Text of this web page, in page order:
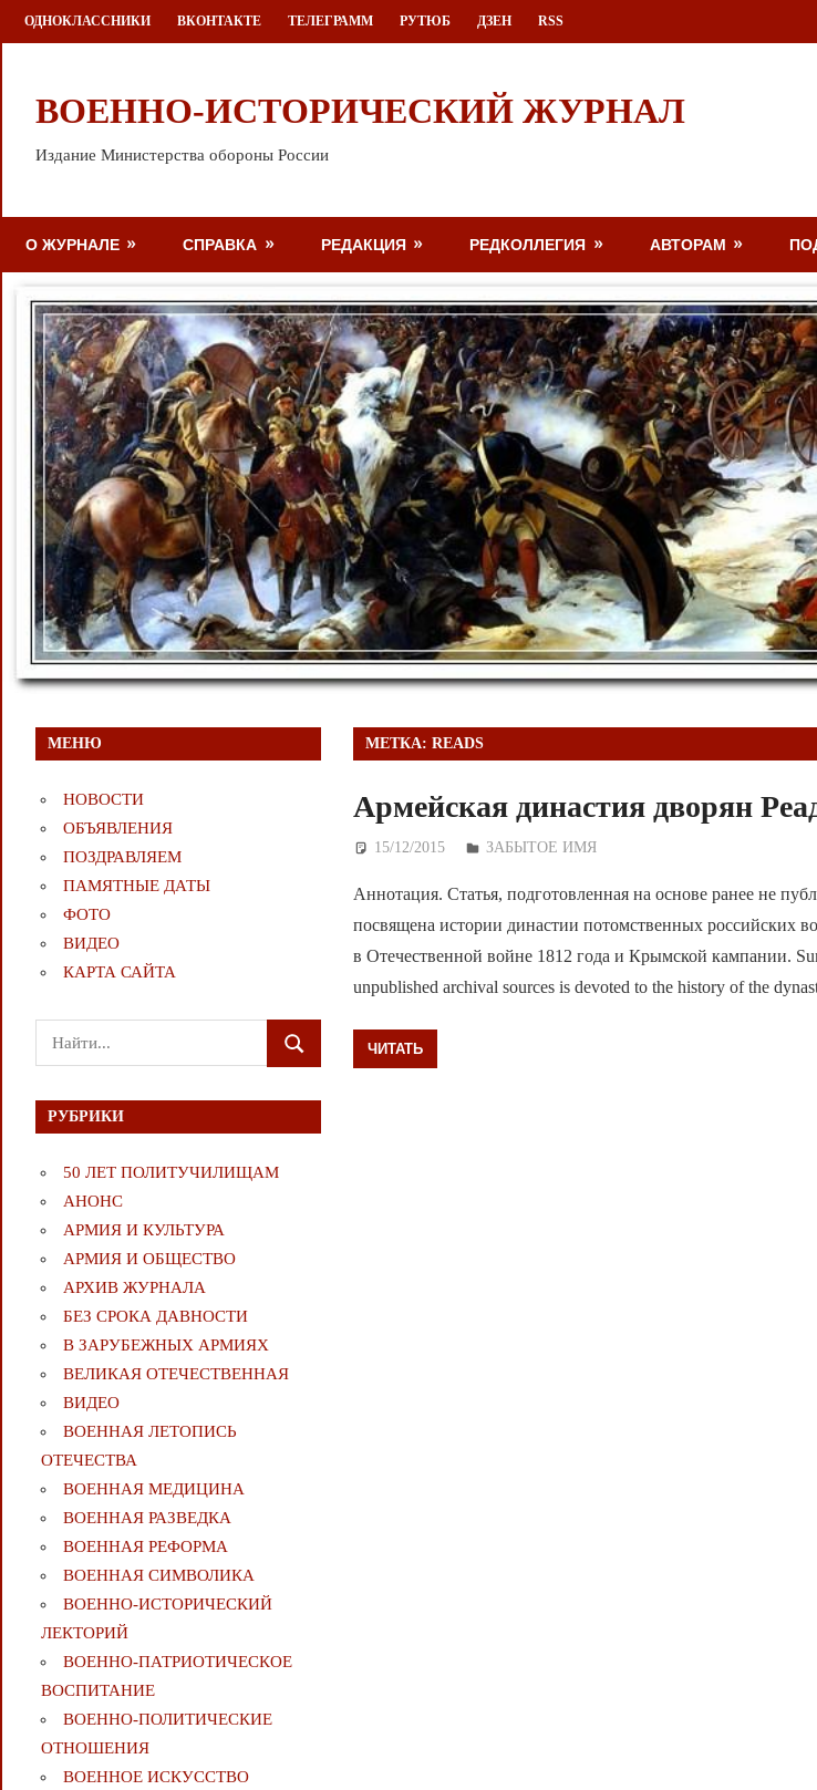
Перейти
к
ОДНОКЛАССНИКИ ВКОНТАКТЕ ТЕЛЕГРАММ РУТЮБ ДЗЕН RSS
ВОЕННО-ИСТОРИЧЕСКИЙ ЖУРНАЛ
Издание Министерства обороны России
О ЖУРНАЛЕ СПРАВКА РЕДАКЦИЯ РЕДКОЛЛЕГИЯ АВТОРАМ
МЕТКА:READS
Армейская династия дворян
15/12/2015 Дежурный по Редакции
ЗАБЫТОЕ ИМЯ
Аннотация. Статья, подготовленная на основе ранее не
посвящена истории династии потомственных российских
в Отечественной войне 1812 года и Крымской кампании.
unpublished archival sources is devoted to the history of the
ЧИТАТЬ
МЕНЮ
НОВОСТИ
ОБЪЯВЛЕНИЯ
ПОЗДРАВЛЯЕМ
ПАМЯТНЫЕ ДАТЫ
ФОТО
ВИДЕО
КАРТА САЙТА
Поиск
для:
ПОИСК
РУБРИКИ
50 ЛЕТ ПОЛИТУЧИЛИЩАМ
АНОНС
АРМИЯ И КУЛЬТУРА
АРМИЯ И ОБЩЕСТВО
АРХИВ ЖУРНАЛА
БЕЗ СРОКА ДАВНОСТИ
В ЗАРУБЕЖНЫХ АРМИЯХ
ВЕЛИКАЯ ОТЕЧЕСТВЕННАЯ
ВИДЕО
ВОЕННАЯ ЛЕТОПИСЬ
ОТЕЧЕСТВА
ВОЕННАЯ МЕДИЦИНА
ВОЕННАЯ РАЗВЕДКА
ВОЕННАЯ РЕФОРМА
ВОЕННАЯ СИМВОЛИКА
ВОЕННО-ИСТОРИЧЕСКИЙ
ЛЕКТОРИЙ
ВОЕННО-ПАТРИОТИЧЕСКОЕ
ВОСПИТАНИЕ
ВОЕННО-ПОЛИТИЧЕСКИE
ОТНОШЕНИЯ
ВОЕННОЕ ИСКУССТВО